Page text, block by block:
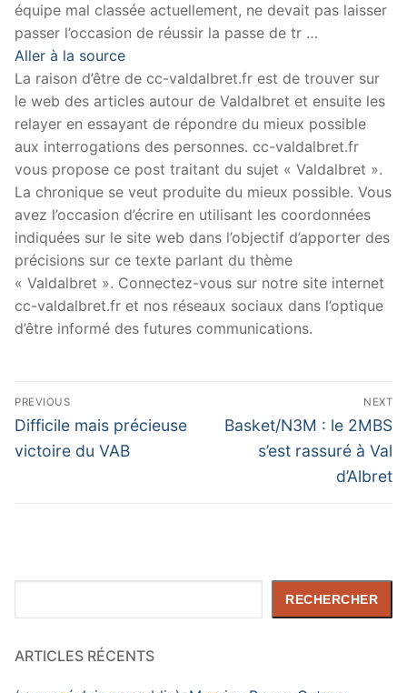
équipe mal classée actuellement, ne devait pas laisser
passer l’occasion de réussir la passe de tr …
Aller à la source
La raison d’être de cc-valdalbret.fr est de trouver sur
le web des articles autour de Valdalbret et ensuite les
relayer en essayant de répondre du mieux possible
aux interrogations des personnes. cc-valdalbret.fr
vous propose ce post traitant du sujet « Valdalbret ».
La chronique se veut produite du mieux possible. Vous
avez l’occasion d’écrire en utilisant les coordonnées
indiquées sur le site web dans l’objectif d’apporter des
précisions sur ce texte parlant du thème
« Valdalbret ». Connectez-vous sur notre site internet
cc-valdalbret.fr et nos réseaux sociaux dans l’optique
d’être informé des futures communications.
Navigation
de
l’article
PREVIOUS
Previous
post:
Difficile mais précieuse
victoire du VAB
NEXT
Next
Basket/N3M : le 2MBS
s’est rassuré à Val
d’Albret
RECHERCHER
ARTICLES RÉCENTS